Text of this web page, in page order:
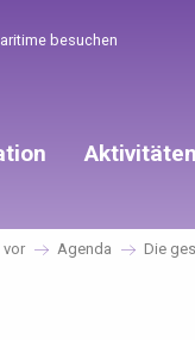
besuchen
Aktivitäten
vor Agenda Die